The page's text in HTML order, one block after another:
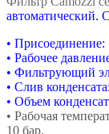
автоматический.
•
• Рабочее
• Фильтрующий
• Слив
• Объем
• Рабочая
10 бар.